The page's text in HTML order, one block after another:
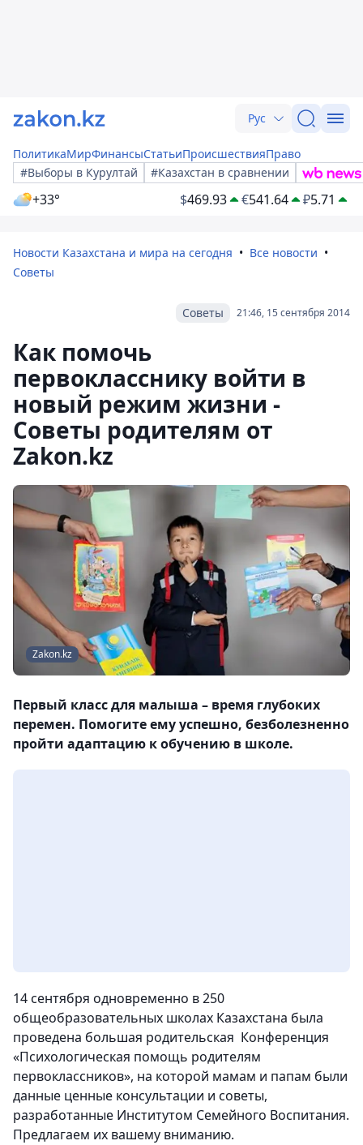
Рус
ПолитикаМирФинансыСтатьиПроисшествияПраво
#Выборы в Курултай
#Казахстан в сравнении
+33° $469.93 €541.64 ₽5.71
Новости Казахстана и мира на сегодня
Все новости
Советы
21:46, 15 сентября 2014
Советы
Как помочь
первокласснику войти в
новый режим жизни -
Советы родителям от
Zakon.kz
Zakon.kz
Первый класс для малыша – время глубоких
перемен. Помогите ему успешно, безболезненно
пройти адаптацию к обучению в школе.
14 сентября одновременно в 250
общеобразовательных школах Казахстана была
проведена большая родительская Конференция
«Психологическая помощь родителям
первоклассников», на которой мамам и папам были
данные ценные консультации и советы,
разработанные Институтом Семейного Воспитания.
Предлагаем их вашему вниманию.